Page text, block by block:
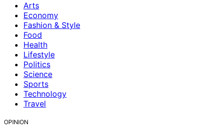
Arts
Economy
Fashion & Style
Food
Health
Lifestyle
Politics
Science
Sports
Technology
Travel
OPINION